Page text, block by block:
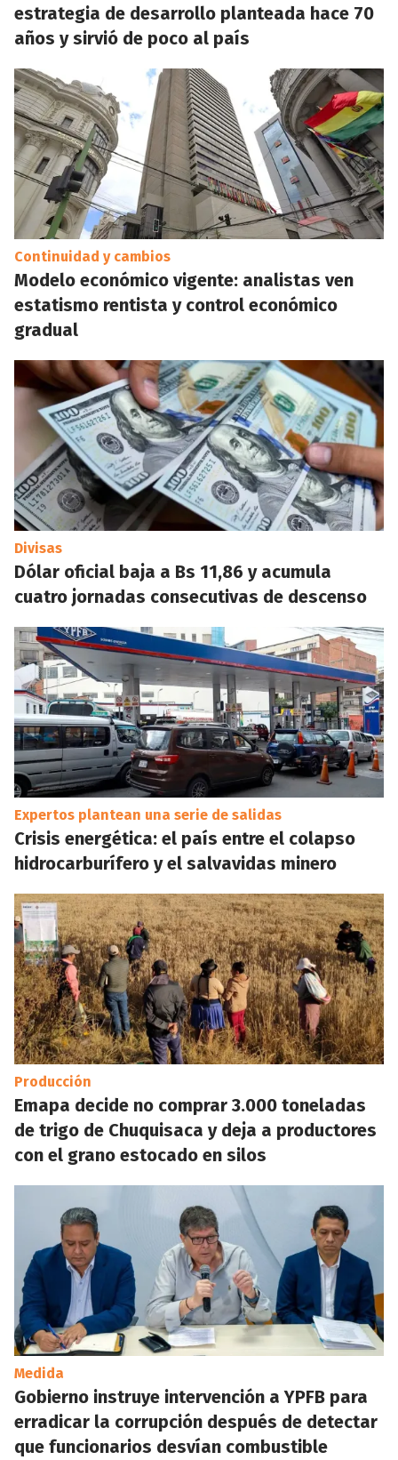
estrategia de desarrollo planteada hace 70
años y sirvió de poco al país
Continuidad y cambios
Modelo económico vigente: analistas ven
estatismo rentista y control económico
gradual
Divisas
Dólar oficial baja a Bs 11,86 y acumula
cuatro jornadas consecutivas de descenso
Expertos plantean una serie de salidas
Crisis energética: el país entre el colapso
hidrocarburífero y el salvavidas minero
Producción
Emapa decide no comprar 3.000 toneladas
de trigo de Chuquisaca y deja a productores
con el grano estocado en silos
Medida
Gobierno instruye intervención a YPFB para
erradicar la corrupción después de detectar
que funcionarios desvían combustible